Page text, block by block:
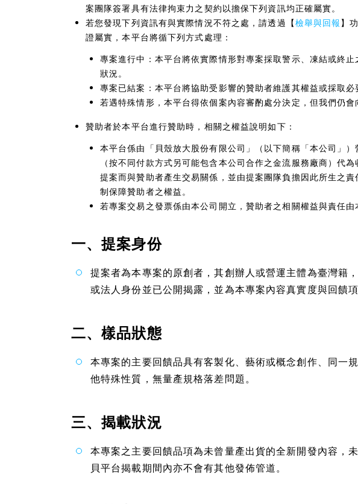
案團隊簽署具有法律拘束力之契約以擔保下列資訊均正確屬實。
若您發現下列資訊有與實際情況不符之處，請透過【檢舉與回報 】
證屬實，本平台將循下列方式處理：
專案進行中：本平台將依實際情形對專案採取警示、凍結或終
狀況。
專案已結案：本平台將協助受影響的贊助者維護其權益或採取必
若遇特殊情形，本平台得依個案內容審酌處分決定，但我們仍會
贊助者於本平台進行贊助時，相關之權益說明如下：
本平台係由「貝殼放大股份有限公司」（以下簡稱「本公司」
（按不同付款方式另可能包含本公司合作之金流服務廠商）代
提案而與贊助者產生交易關係，並由提案團隊負擔因此所生之
制保障贊助者之權益。
若專案交易之發票係由本公司開立，贊助者之相關權益與責任由
一、提案身份
提案者為本專案的原創者，其創辦人或營運主體為臺灣籍
或法人身份並已公開揭露，並為本專案內容真實度與回饋項
二、樣品狀態
本專案的主要回饋品具有客製化、藝術或概念創作、同一
他特殊性質，無量產規格落差問題。
三、揭載狀況
本專案之主要回饋品項為未曾量產出貨的全新開發內容，
貝平台揭載期間內亦不會有其他發佈管道。